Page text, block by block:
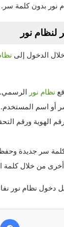
نور بدون كلمة سر.
لنظام نور
الدخول إلى
نظام نور الرسمي.
أو اسم المستخدم.
الهوية ورقم
كلمة سر جديدة
من خلال كلمة
دخول نظام نور